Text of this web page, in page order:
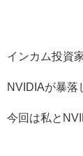
インカム投資
NVIDIAが暴落
今回は私と